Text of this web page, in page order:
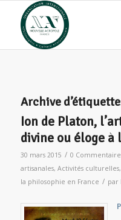
Archive
Ion de Platon,
divine ou éloge à
30 mars 2015 / 0
artisanales, Activités culturelles,
la philosophie en France / par